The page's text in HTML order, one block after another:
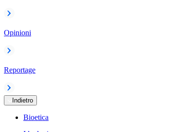
Opinioni
Reportage
Indietro
Bioetica